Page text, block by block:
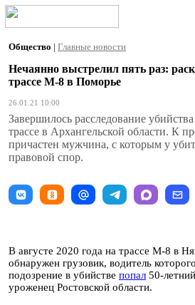
Общество | Главные новости
Нечаянно выстрелил пять раз:
трассе М-8 в Поморье
26.01.21 10:00
Завершилось расследование
трассе в Архангельской области. К
причастен мужчина, с которым у
правовой спор.
В августе 2020 года на трассе М-8 в
обнаружен грузовик, водитель
подозрение в убийстве попал 50-
уроженец Ростовской области.